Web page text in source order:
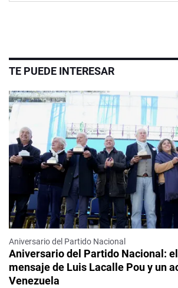
TE PUEDE INTERESAR
Aniversario del Partido Nacional
Aniversario del Partido Nacional:
mensaje de Luis Lacalle Pou y un
Venezuela